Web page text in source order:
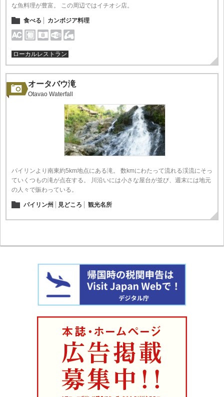
な魚料理が豊富。 この周辺ではイチオシ店。
食べる カンボジア料理
ローカルレストラン
オータバウ滝
Otavao Waterfall
パイリンより南東約5km地点にある滝。 数kmにわたって流れる渓流にそっ
ていくつもの滝が点在する。 川沿いには小さな屋台が並び、週末には地元
の人々で賑わっている。
パイリン州 見どころ 観光名所